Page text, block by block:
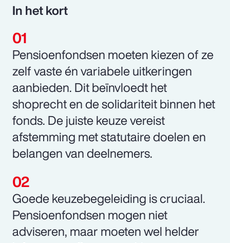
In het kort
Pensioenfondsen moeten kiezen of ze
zelf vaste én variabele uitkeringen
aanbieden. Dit beïnvloedt het
shoprecht en de solidariteit binnen het
fonds. De juiste keuze vereist
afstemming met statutaire doelen en
belangen van deelnemers.
Goede keuzebegeleiding is cruciaal.
Pensioenfondsen mogen niet
adviseren, maar moeten wel helder